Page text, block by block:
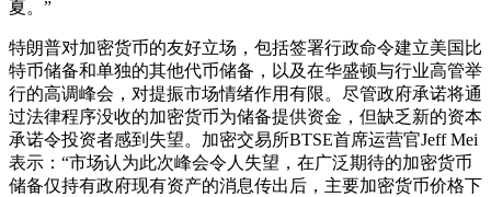
夏。”
特朗普对加密货币的友好立场，包括签署行政命令建立美国比
特币储备和单独的其他代币储备，以及在华盛顿与行业高管举
行的高调峰会，对提振市场情绪作用有限。尽管政府承诺将通
过法律程序没收的加密货币为储备提供资金，但缺乏新的资本
承诺令投资者感到失望。加密交易所BTSE首席运营官Jeff Mei
表示：“市场认为此次峰会令人失望，在广泛期待的加密货币
储备仅持有政府现有资产的消息传出后，主要加密货币价格下